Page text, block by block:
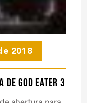
2018
God Eater 3